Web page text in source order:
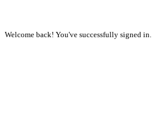
Welcome back! You've successfully signed in.